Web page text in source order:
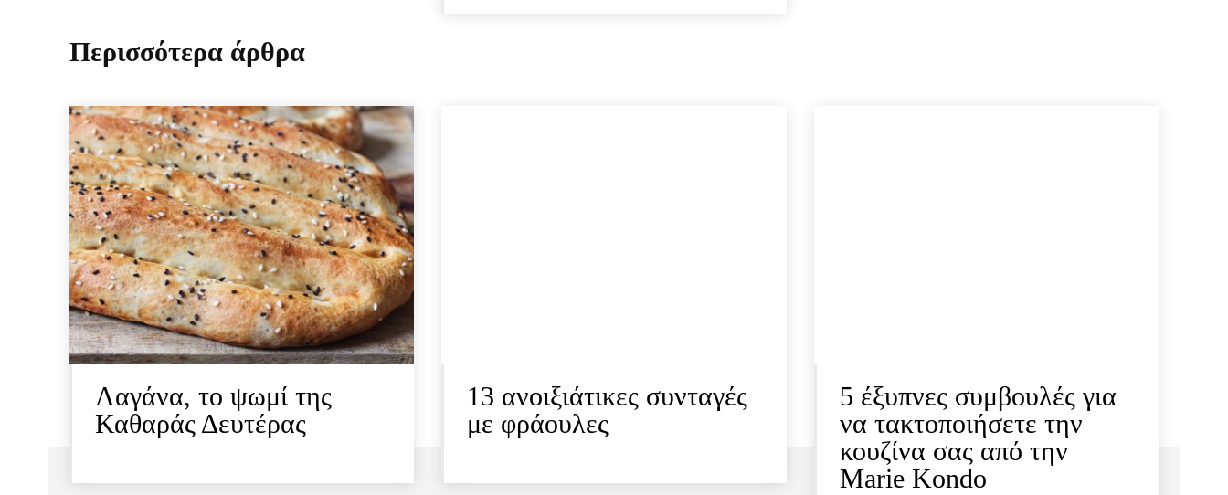
Περισσότερα άρθρα
Λαγάνα, το ψωμί της
Καθαράς Δευτέρας
13 ανοιξιάτικες συνταγές
με φράουλες
5 έξυπνες συμβουλές για
να τακτοποιήσετε την
κουζίνα σας από την
Marie Kondo